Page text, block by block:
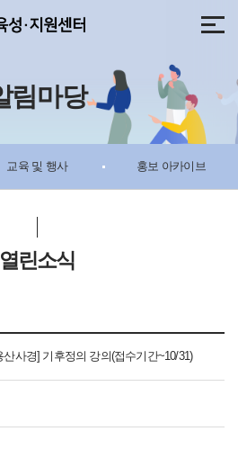
림마당
교육 및 행사 홍보 아카이브
열린소식
산사경] 기후정의 강의(접수기간~10/31)